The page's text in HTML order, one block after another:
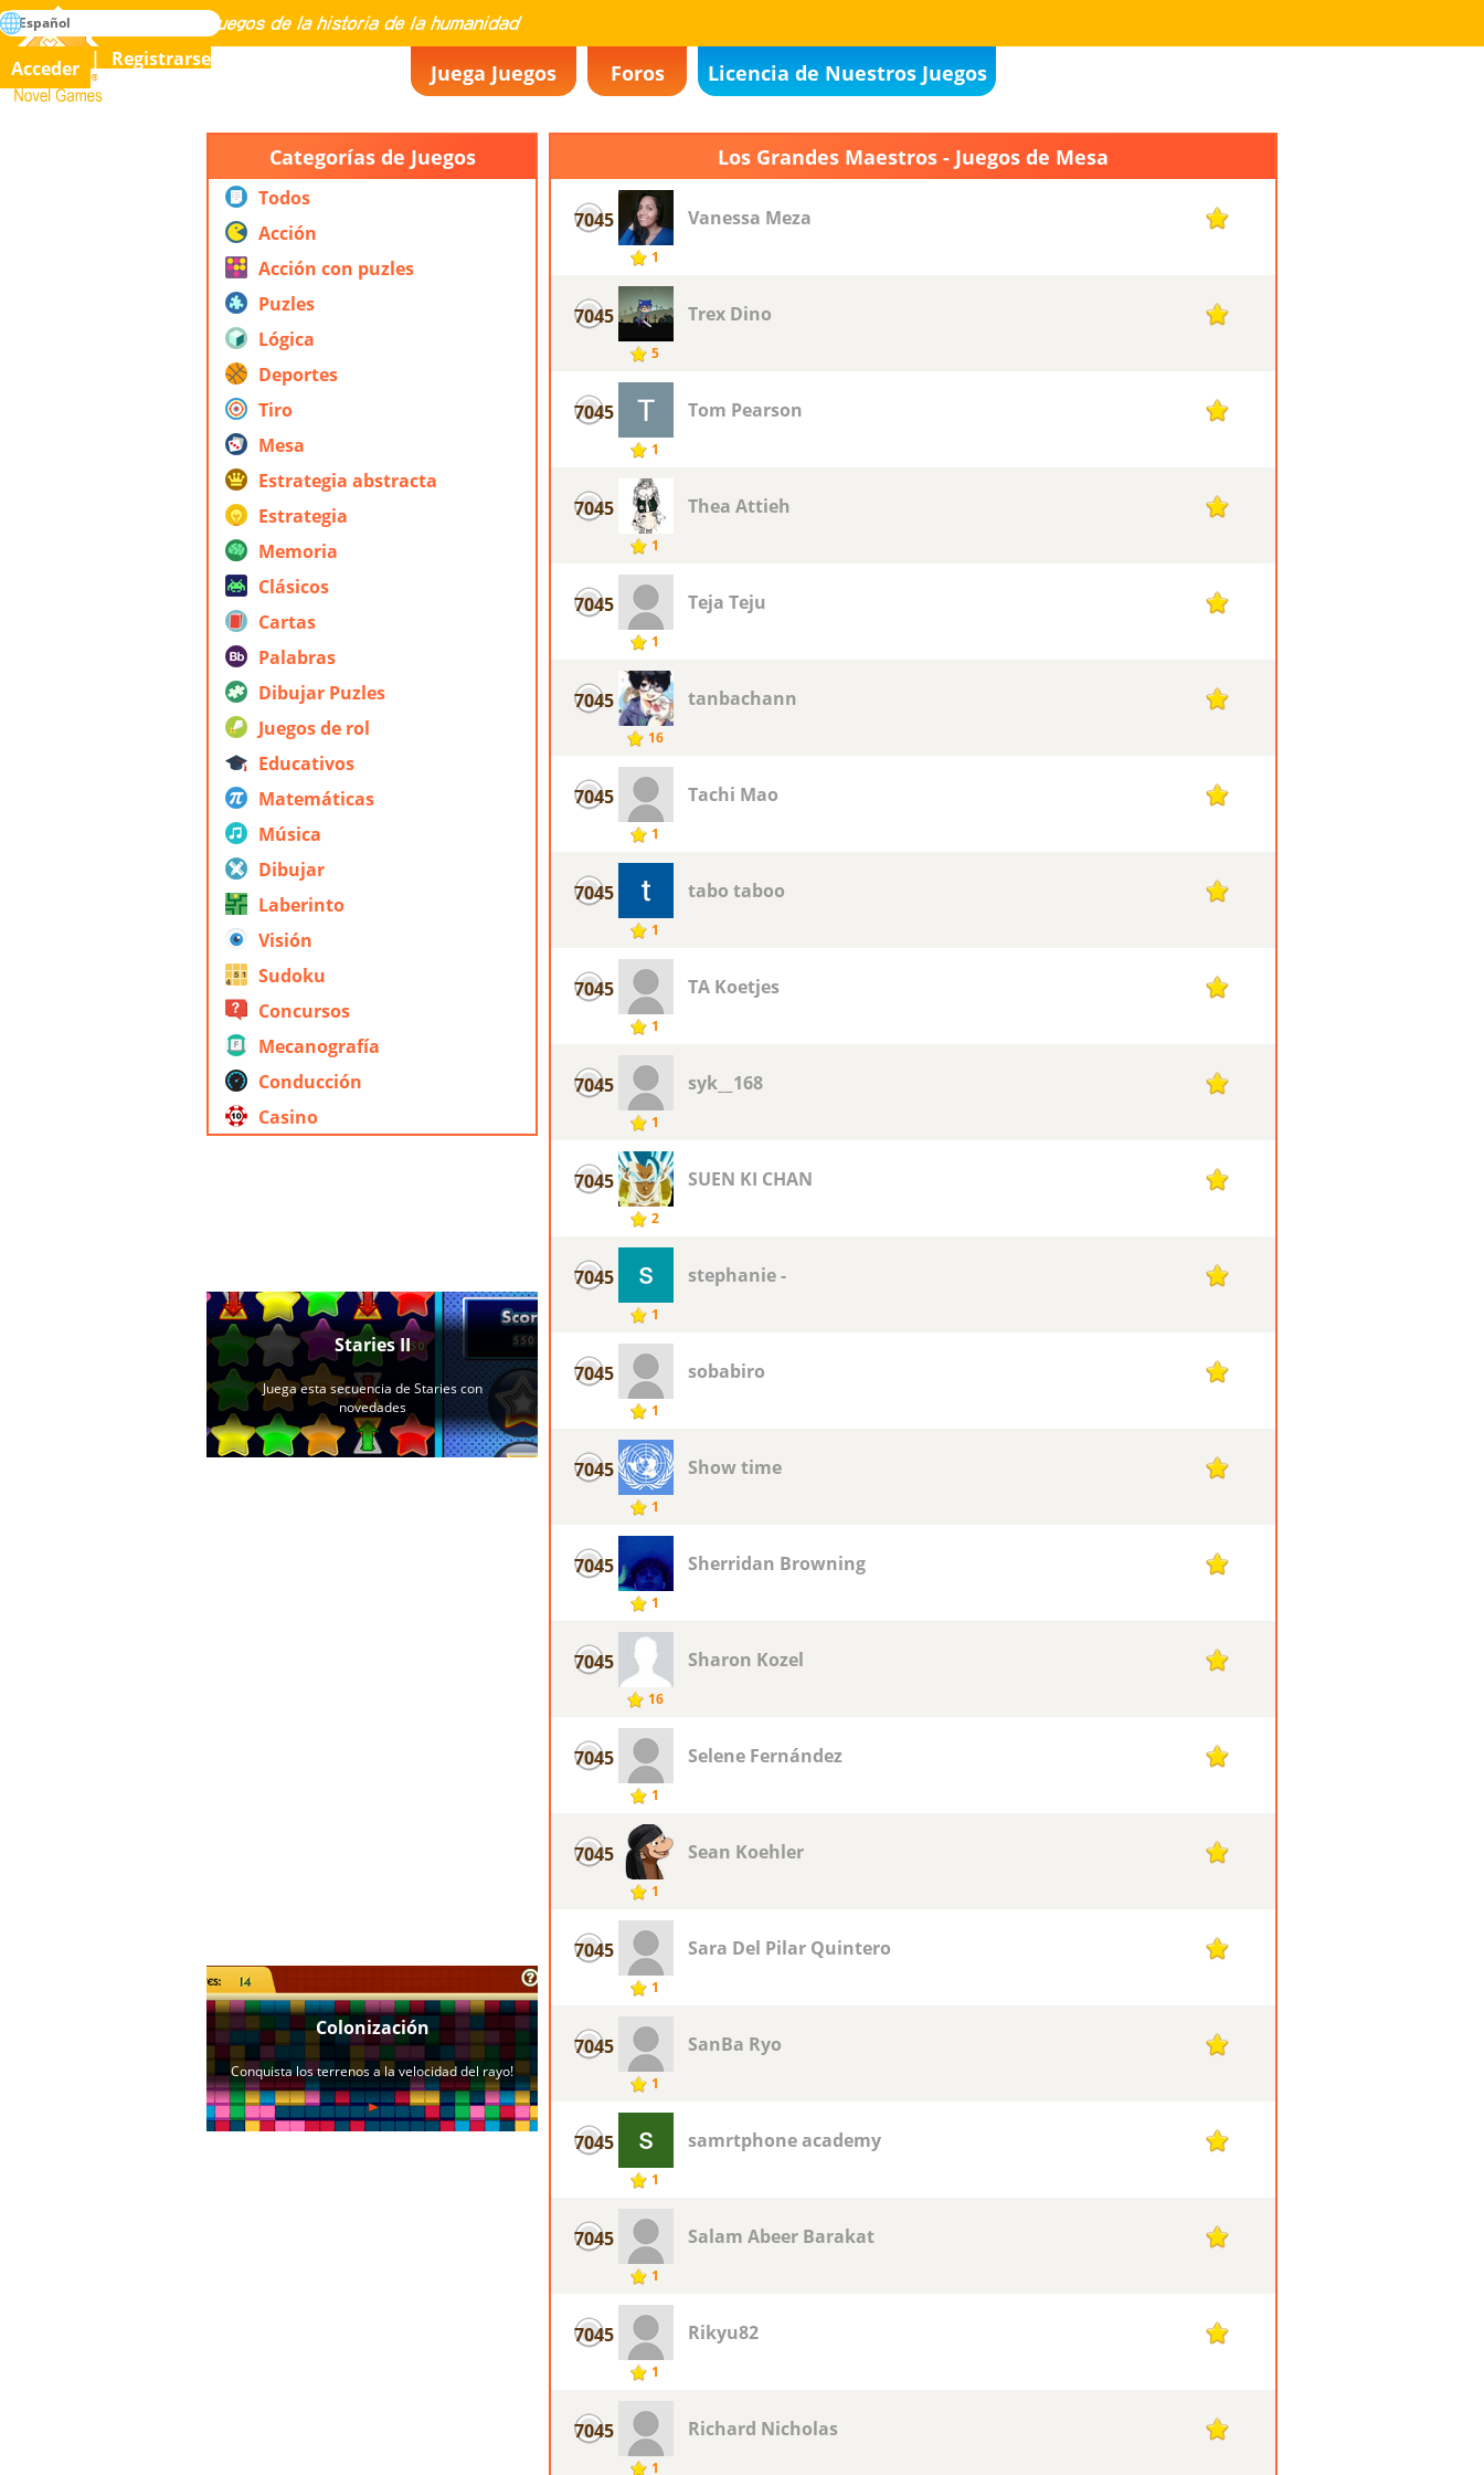
Novel Games
Maestría en todos los juegos de la historia de la humanidad
búsqueda
Juega Juegos Foros Licencia de Nuestros Juegos
Acceder Registrarse
Español
Categorías de Juegos
Todos
Acción
Acción con puzles
Puzles
Lógica
Deportes
Tiro
Mesa
Estrategia abstracta
Estrategia
Memoria
Clásicos
Cartas
Palabras
Dibujar Puzles
Juegos de rol
Educativos
Matemáticas
Música
Dibujar
Laberinto
Visión
Sudoku
Concursos
Mecanografía
Conducción
Casino
Los Grandes Maestros - Juegos de Mesa
7045
1
Vanessa Meza 1
7045
5
Trex Dino 1
7045
1
Tom Pearson 1
7045
1
Thea Attieh 1
7045
1
Teja Teju 1
7045
16
tanbachann 1
7045
1
Tachi Mao 1
7045
1
tabo taboo 1
7045
1
TA Koetjes 1
7045
1
syk__168 1
7045
2
SUEN KI CHAN 1
7045
1
stephanie - 1
7045
1
sobabiro 1
7045
1
Show time 1
7045
1
Sherridan Browning 1
7045
16
Sharon Kozel 1
7045
1
Selene Fernández 1
7045
1
Sean Koehler 1
7045
1
Sara Del Pilar Quintero 1
7045
1
SanBa Ryo 1
7045
1
samrtphone academy 1
7045
1
Salam Abeer Barakat 1
7045
1
Rikyu82 1
7045
1
Richard Nicholas 1